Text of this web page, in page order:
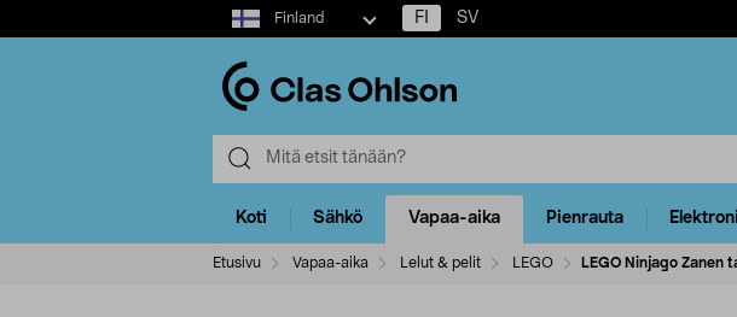
Select
market
Finland FI SV
Koti Sähkö Vapaa-aika Pienrauta
Etusivu Vapaa-aika Lelut & pelit LEGO LEGO Ninjago Zanen